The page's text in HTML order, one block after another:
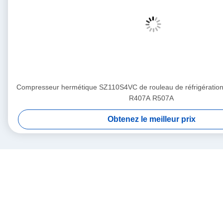
Compresseur hermétique SZ110S4VC de rouleau de
R407A R507A
Obtenez le meilleur prix